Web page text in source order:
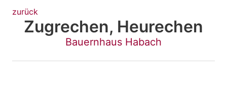
zurück
Zugrechen, Heurechen
Bauernhaus Habach